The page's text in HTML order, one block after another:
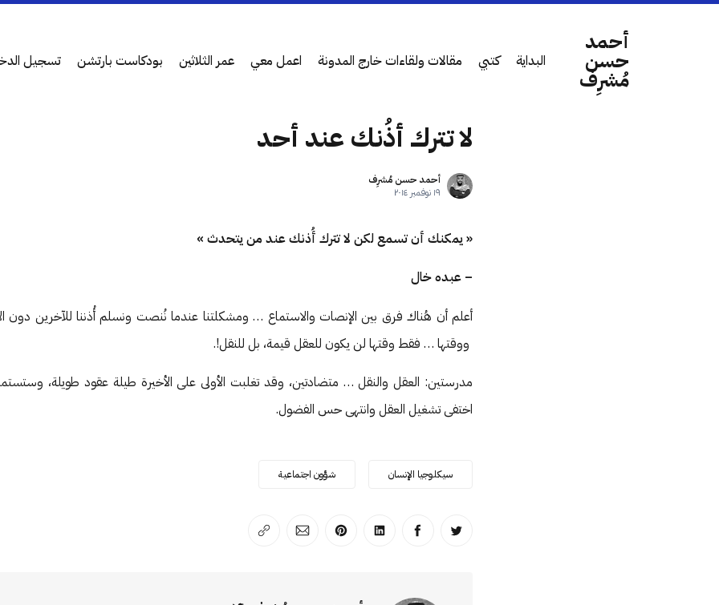
أحمد
حسن
مُشرِف
البداية كتبي مقالات ولقاءات خارج المدونة اعمل معي عمر الثلاثين بودكاست بارتشن تسجيل
لا تترك أذُنك عند أحد
أحمد حسن مُشرِف
١٩ نوفمبر ٢٠١٤
« يمكنك أن تسمع لكن لا تترك أُذنك عند من يتحدث »
– عبده خال
أعلم أن هُناك فرق بين الإنصات والاستماع … ومشكلتنا عندما نُنصت ونسلم أُذننا للآخرين دون
ووقتها … فقط وقتها لن يكون للعقل قيمة، بل للنقل!.
مدرستين: العقل والنقل … متضادتين، وقد تغلبت الأولى على الأخيرة طيلة عقود طويلة،
اختفى تشغيل العقل وانتهى حس الفضول.
سيكلوجيا الإنسان شؤون اجتماعية
انشر على تويترانشر على الفيسبوك
انشر على لينكد إن
انشر على بينترست
انشر على الإيميل
انسخ الرابط